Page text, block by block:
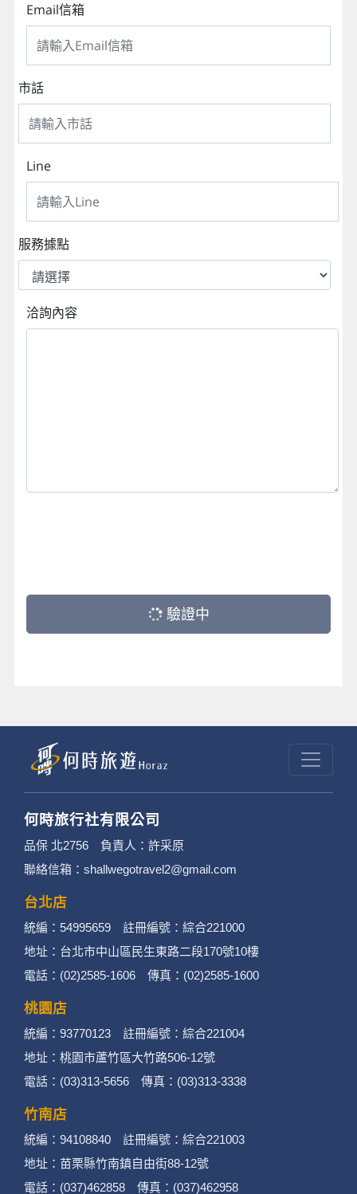
Email信箱
市話
Line
服務據點
洽詢內容
驗證中
何時旅行社有限公司
品保 北2756 負責人：許采原
聯絡信箱：shallwegotravel2@gmail.com
台北店
統編：54995659 註冊編號：綜合221000
地址：台北市中山區民生東路二段170號10樓
電話：(02)2585-1606 傳真：(02)2585-1600
桃園店
統編：93770123 註冊編號：綜合221004
地址：桃園市蘆竹區大竹路506-12號
電話：(03)313-5656 傳真：(03)313-3338
竹南店
統編：94108840 註冊編號：綜合221003
地址：苗栗縣竹南鎮自由街88-12號
電話：(037)462858 傳真：(037)462958